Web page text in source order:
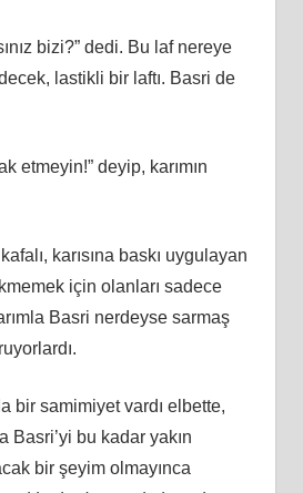
bizi?” dedi. Bu laf nereye
lastikli bir laftı. Basri de
etmeyin!” deyip, karımın
karısına baskı uygulayan
için olanları sadece
Basri nerdeyse sarmaş
bir samimiyet vardı elbette,
Basri’yi bu kadar yakın
bir şeyim olmayınca